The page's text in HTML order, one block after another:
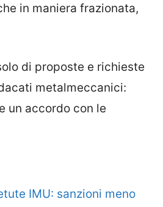
in maniera frazionata,
di proposte e richieste
metalmeccanici:
un accordo con le
IMU: sanzioni meno